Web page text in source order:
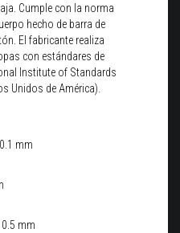
Cumple con la norma
hecho de barra de
El fabricante realiza
con estándares de
Institute of Standards
Unidos de América).
mm
mm